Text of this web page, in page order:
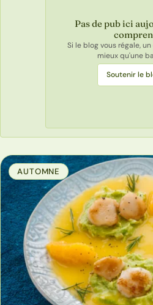
Pas de pub ici
Si le blog vous régale,
mieux qu'une
Soutenir le
AUTOMNE